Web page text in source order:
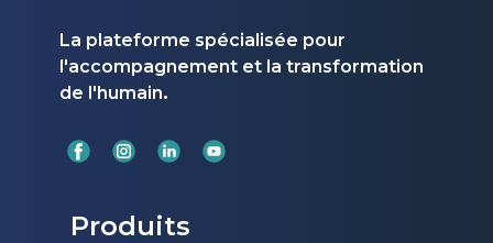
La plateforme spécialisée pour
l'accompagnement et la transformation
de l'humain.
Produits